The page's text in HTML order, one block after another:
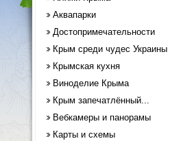
Аквапарки
Достопримечательности
Крым среди чудес Украины
Крымская кухня
Виноделие Крыма
Крым запечатлённый...
Вебкамеры и панорамы
Карты и схемы